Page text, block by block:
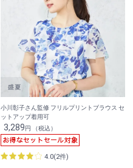
小川彰子さん監修 フリルプリントブラウス セ
ットアップ着用可
3,289円 （税込）
4.0(2件)